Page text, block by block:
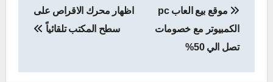
المقالات
موقع بيع العاب pc
الكمبيوتر مع خصومات
تصل الي 50%
اظهار محرك الاقراص على
سطح المكتب تلقائياً